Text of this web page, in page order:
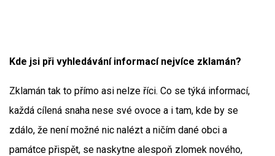
Kde jsi při vyhledávání informací nejvíce zklamán?
Zklamán tak to přímo asi nelze říci. Co se týká informací,
každá cílená snaha nese své ovoce a i tam, kde by se
zdálo, že není možné nic nalézt a ničím dané obci a
památce přispět, se naskytne alespoň zlomek nového,